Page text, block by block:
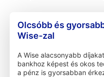
Olcsóbb és
Wise-zal
A Wise alacsonyabb
bankhoz képest és okos
a pénz is gyorsabban